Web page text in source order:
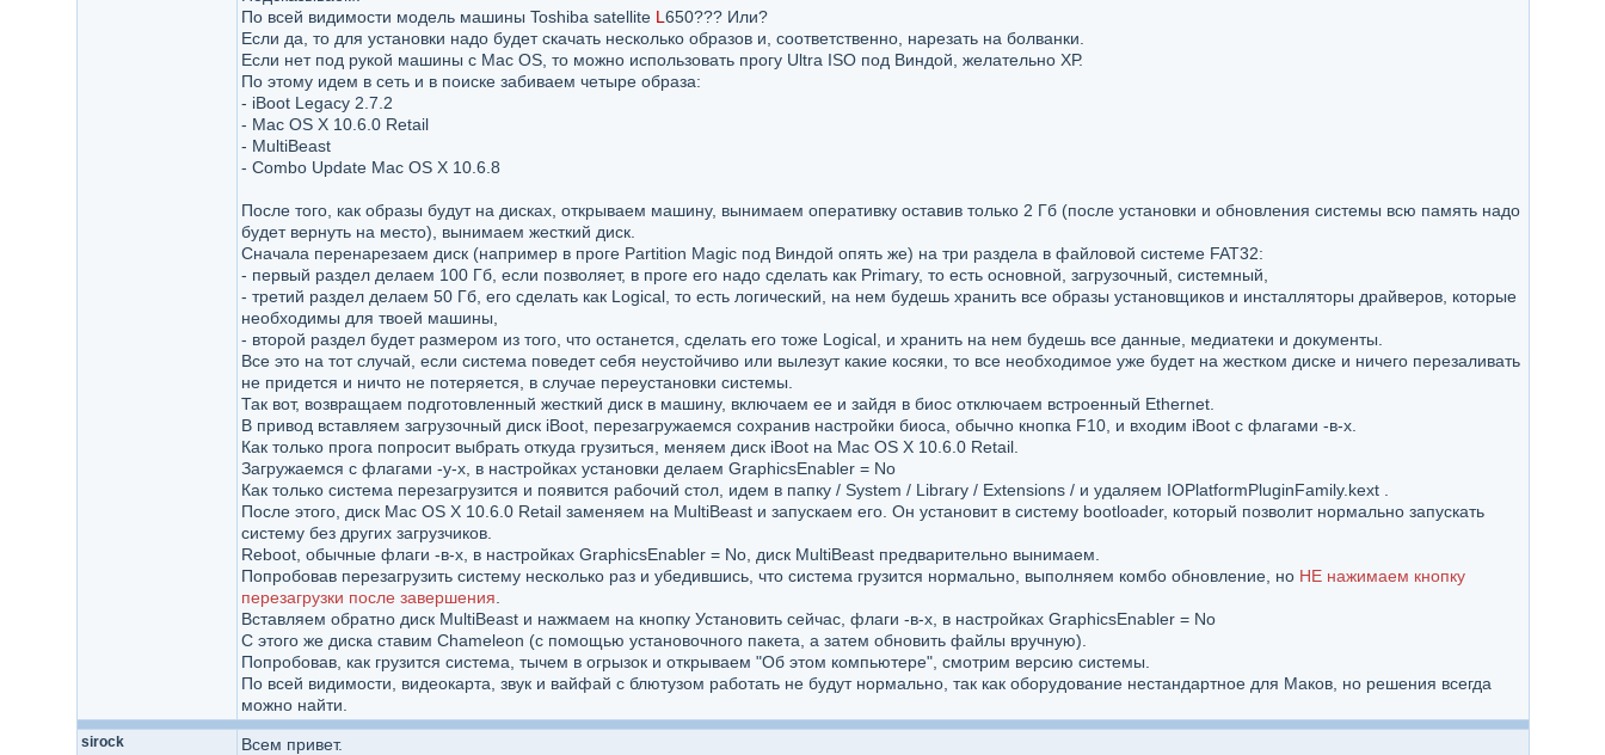
По всей видимости модель машины Toshiba satellite L 650??? Или?
Если да, то для установки надо будет скачать несколько образов и, соответственно, нарезать на болванки.
Если нет под рукой машины с Mac OS, то можно использовать прогу Ultra ISO под Виндой, желательно ХР.
По этому идем в сеть и в поиске забиваем четыре образа:
- iBoot Legacy 2.7.2
- Mac OS X 10.6.0 Retail
- MultiBeast
- Combo Update Mac OS X 10.6.8
После того, как образы будут на дисках, открываем машину, вынимаем оперативку оставив только 2 Гб (после установки и обновления системы всю память надо
будет вернуть на место), вынимаем жесткий диск.
Сначала перенарезаем диск (например в проге Partition Magic под Виндой опять же) на три раздела в файловой системе FAT32:
- первый раздел делаем 100 Гб, если позволяет, в проге его надо сделать как Primary, то есть основной, загрузочный, системный,
- третий раздел делаем 50 Гб, его сделать как Logical, то есть логический, на нем будешь хранить все образы установщиков и инсталляторы драйверов, которые
необходимы для твоей машины,
- второй раздел будет размером из того, что останется, сделать его тоже Logical, и хранить на нем будешь все данные, медиатеки и документы.
Все это на тот случай, если система поведет себя неустойчиво или вылезут какие косяки, то все необходимое уже будет на жестком диске и ничего перезаливать
не придется и ничто не потеряется, в случае переустановки системы.
Так вот, возвращаем подготовленный жесткий диск в машину, включаем ее и зайдя в биос отключаем встроенный Ethernet.
В привод вставляем загрузочный диск iBoot, перезагружаемся сохранив настройки биоса, обычно кнопка F10, и входим iBoot с флагами -в-х.
Как только прога попросит выбрать откуда грузиться, меняем диск iBoot на Mac OS X 10.6.0 Retail.
Загружаемся с флагами -у-х, в настройках установки делаем GraphicsEnabler = No
Как только система перезагрузится и появится рабочий стол, идем в папку / System / Library / Extensions / и удаляем IOPlatformPluginFamily.kext .
После этого, диск Mac OS X 10.6.0 Retail заменяем на MultiBeast и запускаем его. Он установит в систему bootloader, который позволит нормально запускать
систему без других загрузчиков.
Reboot, обычные флаги -в-х, в настройках GraphicsEnabler = No, диск MultiBeast предварительно вынимаем.
Попробовав перезагрузить систему несколько раз и убедившись, что система грузится нормально, выполняем комбо обновление, но НЕ нажимаем кнопку
перезагрузки после завершения
Вставляем обратно диск MultiBeast и нажмаем на кнопку Установить сейчас, флаги -в-х, в настройках GraphicsEnabler = No
С этого же диска ставим Chameleon (с помощью установочного пакета, а затем обновить файлы вручную).
Попробовав, как грузится система, тычем в огрызок и открываем "Об этом компьютере", смотрим версию системы.
По всей видимости, видеокарта, звук и вайфай с блютузом работать не будут нормально, так как оборудование нестандартное для Маков, но решения всегда
можно найти.
sirock Всем привет.